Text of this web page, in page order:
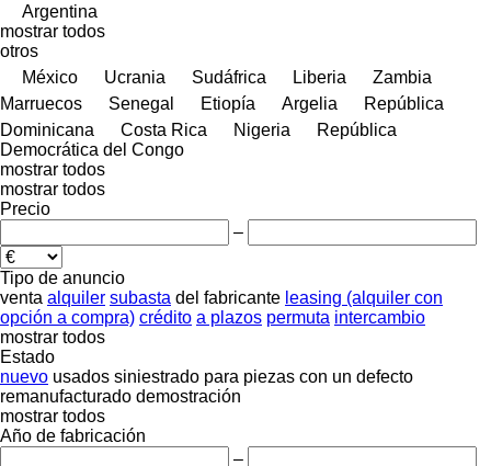
Argentina
mostrar todos
otros
México
Ucrania Sudáfrica Liberia
Zambia
Marruecos
Senegal Etiopía Argelia
República
Dominicana
Costa Rica Nigeria
República
Democrática del Congo
mostrar todos
mostrar todos
Precio
–
Tipo de anuncio
venta alquiler subasta del fabricante leasing (alquiler con
opción a compra) crédito a plazos permuta intercambio
mostrar todos
Estado
nuevo usados siniestrado para piezas con un defecto
remanufacturado demostración
mostrar todos
Año de fabricación
–